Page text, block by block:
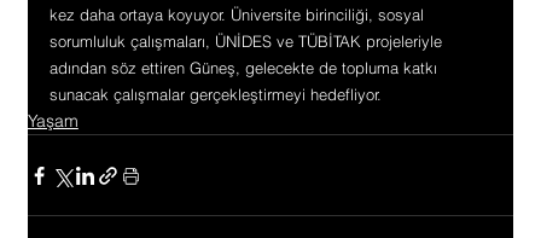
kez daha ortaya koyuyor. Üniversite birinciliği, sosyal
sorumluluk çalışmaları, ÜNİDES ve TÜBİTAK projeleriyle
adından söz ettiren Güneş, gelecekte de topluma katkı
sunacak çalışmalar gerçekleştirmeyi hedefliyor.
Yaşam